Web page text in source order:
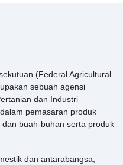
(Federal Agricultural
sebuah agensi
dan Industri
pemasaran produk
buah-buhan serta produk
dan antarabangsa,